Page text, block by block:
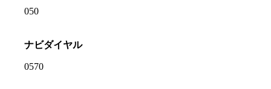
050
ナビダイヤル
0570